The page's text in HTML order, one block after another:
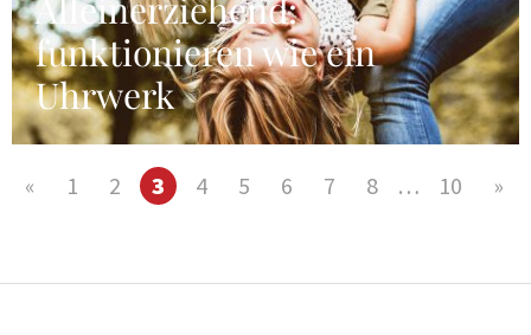
funktionieren wie ein
Uhrwerk
« 1 2 3 4 5 6 7 8 … 10 »